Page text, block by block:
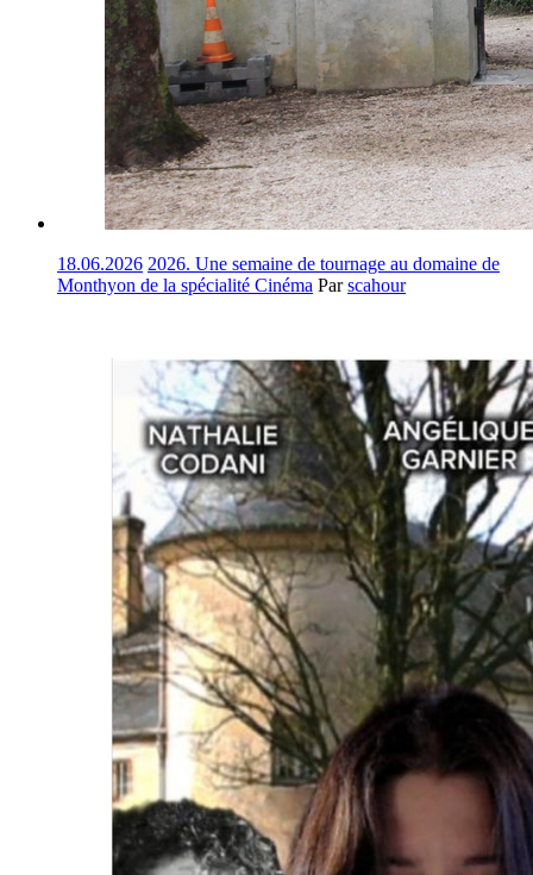
18.06.2026 2026. Une semaine de tournage au domaine de
Monthyon de la spécialité Cinéma Parscahour